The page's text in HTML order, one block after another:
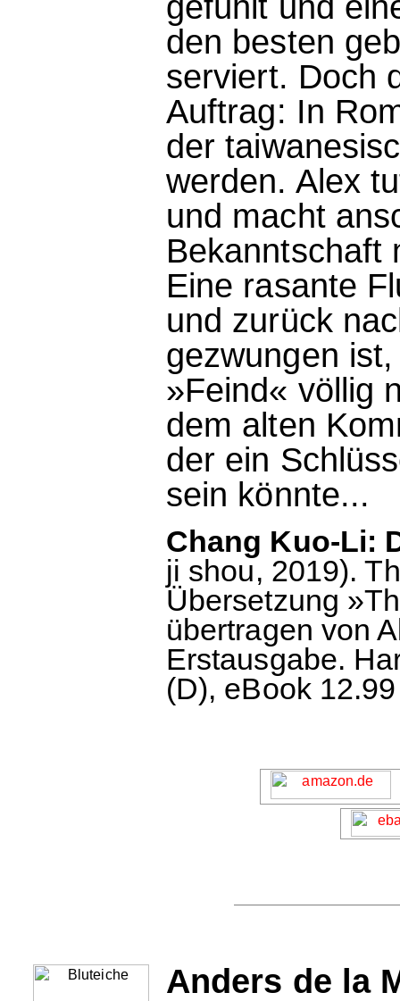
den besten
serviert. Doch
Auftrag: In
der
werden. Alex
und macht
Bekanntschaft
Eine rasante
und zurück
gezwungen
»Feind« völlig
dem alten
der ein
sein könnte...
Chang Kuo-Li:
ji shou, 2019).
Übersetzung
übertragen von
Erstausgabe.
(D), eBook
Anders de la